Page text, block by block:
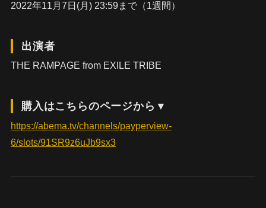
2022年11月7日(月) 23:59まで（1週間）
出演者
THE RAMPAGE from EXILE TRIBE
購入はこちらのページから▼
https://abema.tv/channels/payperview-
6/slots/91SR9z6uJb9sx3